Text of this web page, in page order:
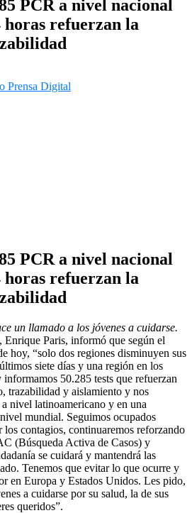
PCR a nivel nacional
horas refuerzan la
Prensa Digital
PCR a nivel nacional
horas refuerzan la
un llamado a los jóvenes a cuidarse.
Paris, informó que según el
hoy, “solo dos regiones disminuyen sus
siete días y una región en los
50.285 tests que refuerzan
trazabilidad y aislamiento y nos
nivel latinoamericano y en una
mundial. Seguimos ocupados
los contagios, continuaremos reforzando
(Búsqueda Activa de Casos) y
se cuidará y mantendrá las
Tenemos que evitar lo que ocurre y
en Europa y Estados Unidos. Les pido,
a cuidarse por su salud, la de sus
queridos”.